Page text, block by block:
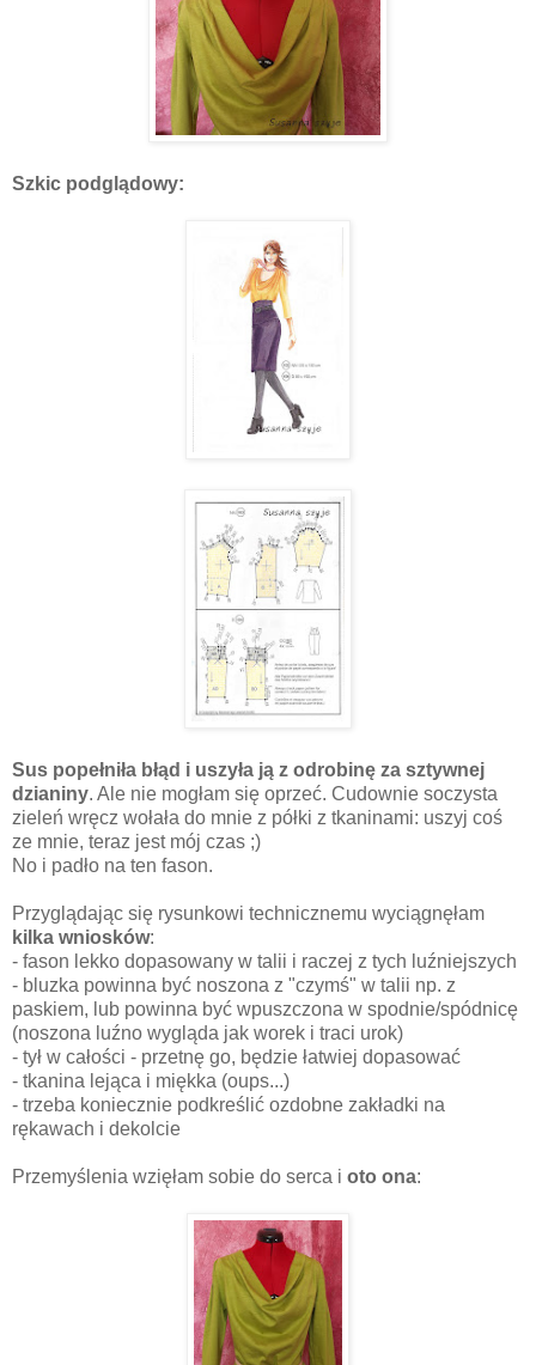
Szkic podglądowy:
Sus popełniła błąd i uszyła ją z odrobinę za sztywnej
dzianiny. Ale nie mogłam się oprzeć. Cudownie soczysta
zieleń wręcz wołała do mnie z półki z tkaninami: uszyj coś
ze mnie, teraz jest mój czas ;)
No i padło na ten fason.
Przyglądając się rysunkowi technicznemu wyciągnęłam
kilka wniosków:
- fason lekko dopasowany w talii i raczej z tych luźniejszych
- bluzka powinna być noszona z "czymś" w talii np. z
paskiem, lub powinna być wpuszczona w spodnie/spódnicę
(noszona luźno wygląda jak worek i traci urok)
- tył w całości - przetnę go, będzie łatwiej dopasować
- tkanina lejąca i miękka (oups...)
- trzeba koniecznie podkreślić ozdobne zakładki na
rękawach i dekolcie
Przemyślenia wzięłam sobie do serca i oto ona: